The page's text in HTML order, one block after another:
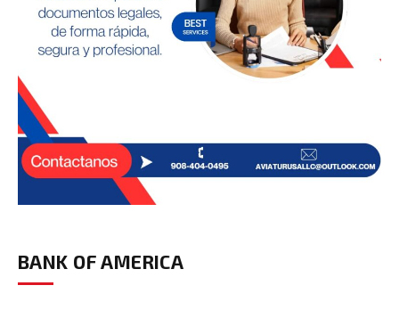
BANK OF AMERICA